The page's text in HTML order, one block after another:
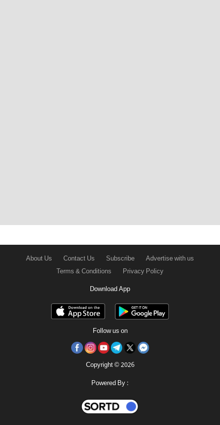
About Us Contact Us Subscribe
Advertise with us
Terms & Conditions
Privacy Policy
Download App
Follow us on
Copyright © 2026
Powered By :